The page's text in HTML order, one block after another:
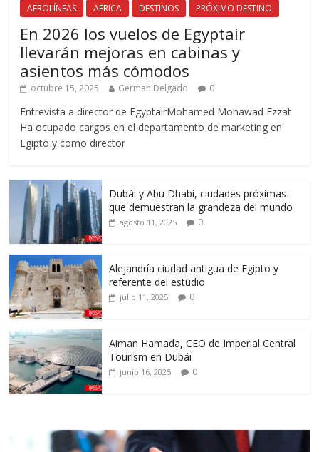
AEROLÍNEAS AFRICA DESTINOS PRÓXIMO DESTINO
En 2026 los vuelos de Egyptair
llevarán mejoras en cabinas y
asientos más cómodos
octubre 15, 2025 German Delgado 0
Entrevista a director de EgyptairMohamed Mohawad Ezzat
Ha ocupado cargos en el departamento de marketing en
Egipto y como director
Dubái y Abu Dhabi, ciudades próximas
que demuestran la grandeza del mundo
agosto 11, 2025 0
Alejandría ciudad antigua de Egipto y
referente del estudio
julio 11, 2025 0
Aiman Hamada, CEO de Imperial Central
Tourism en Dubái
junio 16, 2025 0